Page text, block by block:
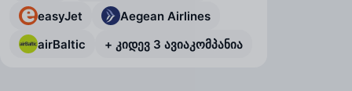
easyJet
Aegean Airlines
airBaltic
+ კიდევ 3 ავიაკომპანია